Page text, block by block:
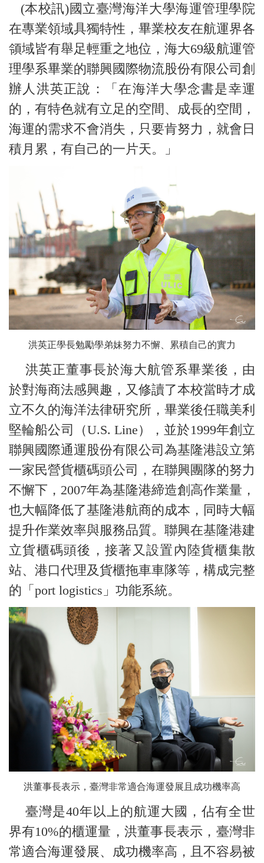
(本校訊)國立臺灣海洋大學海運管理學院
在專業領域具獨特性，畢業校友在航運界各
領域皆有舉足輕重之地位，海大69級航運管
理學系畢業的聯興國際物流股份有限公司創
辦人洪英正說：「在海洋大學念書是幸運
的，有特色就有立足的空間、成長的空間，
海運的需求不會消失，只要肯努力，就會日
積月累，有自己的一片天。」
洪英正學長勉勵學弟妹努力不懈、累積自己的實力
洪英正董事長於海大航管系畢業後，由
於對海商法感興趣，又修讀了本校當時才成
立不久的海洋法律研究所，畢業後任職美利
堅輪船公司（U.S. Line），並於1999年創立
聯興國際通運股份有限公司為基隆港設立第
一家民營貨櫃碼頭公司，在聯興團隊的努力
不懈下，2007年為基隆港締造創高作業量，
也大幅降低了基隆港航商的成本，同時大幅
提升作業效率與服務品質。聯興在基隆港建
立貨櫃碼頭後，接著又設置內陸貨櫃集散
站、港口代理及貨櫃拖車車隊等，構成完整
的「port logistics」功能系統。
洪董事長表示，臺灣非常適合海運發展且成功機率高
臺灣是40年以上的航運大國，佔有全世
界有10%的櫃運量，洪董事長表示，臺灣非
常適合海運發展、成功機率高，且不容易被